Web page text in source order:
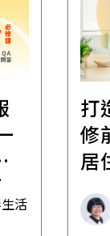
活
打
修
居